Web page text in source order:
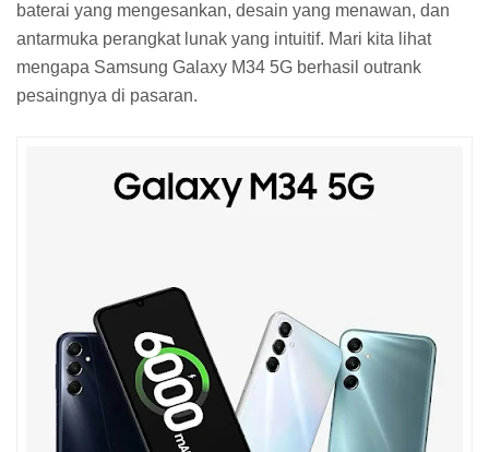
baterai yang mengesankan, desain yang menawan, dan
antarmuka perangkat lunak yang intuitif. Mari kita lihat
mengapa Samsung Galaxy M34 5G berhasil outrank
pesaingnya di pasaran.